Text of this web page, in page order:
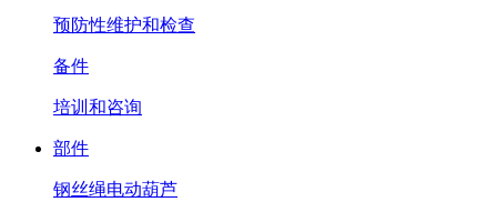
预防性维护和检查
备件
培训和咨询
部件
钢丝绳电动葫芦